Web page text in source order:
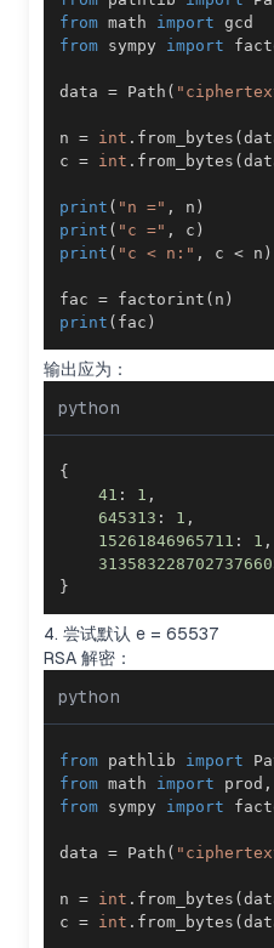
from math import
from sympy import
data = Path (
n = int . from_bytes (
c = int . from_bytes (
print ( "n =" , n )
print ( "c =" , c )
print ( "c < n:" , c < n )
fac = factorint ( n )
print ( fac )
输出应为：
python
{
41 : 1 ,
645313 : 1 ,
15261846965711 : 1 ,
}
4. 尝试默认 e = 65537
RSA 解密：
python
from pathlib import
from math import prod ,
from sympy import
data = Path (
n = int . from_bytes (
c = int . from_bytes (